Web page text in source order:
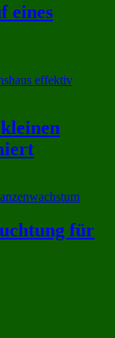
eines
für